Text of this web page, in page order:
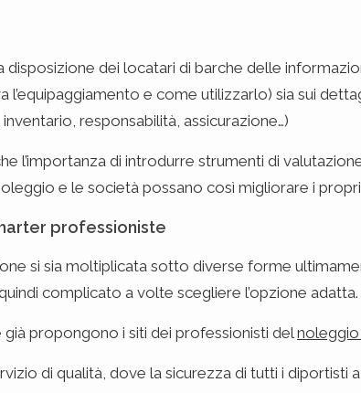
disposizione dei locatari di barche delle
l’equipaggiamento e come utilizzarlo) sia sui
responsabilità, assicurazione…)
l’importanza di introdurre strumenti di
e le società possano così migliorare i
professioniste
si sia moltiplicata sotto diverse forme
complicato a volte scegliere l’opzione adatta.
propongono i siti dei professionisti del
di qualità, dove la sicurezza di tutti i diportisti